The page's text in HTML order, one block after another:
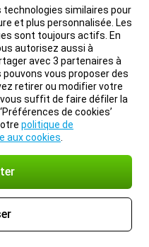
technologies similaires pour
et plus personnalisée. Les
sont toujours actifs. En
autorisez aussi à
avec 3 partenaires à
vous proposer des
retirer ou modifier votre
suffit de faire défiler la
de cookies’
politique de
aux cookies